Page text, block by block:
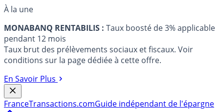
À la une
MONABANQ RENTABILIS : Taux boosté de 3% applicable
pendant 12 mois
Taux brut des prélèvements sociaux et fiscaux. Voir
conditions sur la page dédiée à cette offre.
En Savoir Plus
FranceTransactions.comGuide indépendant de l'épargne